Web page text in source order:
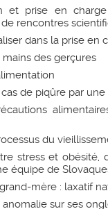
et prise en
rencontres
dans la prise en
mains des gerçures
de piqûre par
du
stress et obésité,
équipe de
mère : laxatif
sur ses